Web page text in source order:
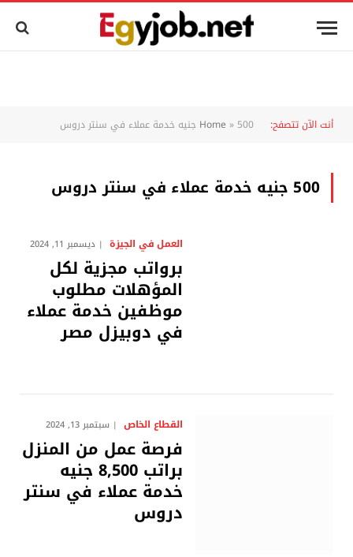
أنت الآن تتصفح: Home » 500 جنيه خدمة عملاء في سنتر دروس
500 جنيه خدمة عملاء في سنتر دروس
العمل في الجيزة ديسمبر 11, 2024
برواتب مجزية لكل
المؤهلات مطلوب
موظفين خدمة عملاء
في دوبيزل مصر
القطاع الخاص سبتمبر 13, 2024
فرصة عمل من المنزل
براتب 8,500 جنيه
خدمة عملاء في سنتر
دروس